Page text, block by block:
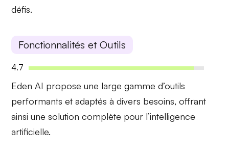
défis.
Fonctionnalités et Outils
4.7
Eden AI propose une large gamme d’outils
performants et adaptés à divers besoins, offrant
ainsi une solution complète pour l’intelligence
artificielle.